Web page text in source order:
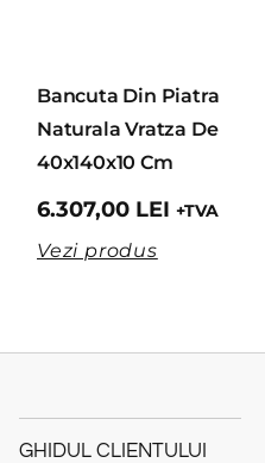
Bancuta Din Piatra
Naturala Vratza De
40x140x10 Cm
6.307,00 LEI +TVA
Vezi produs
GHIDUL CLIENTULUI